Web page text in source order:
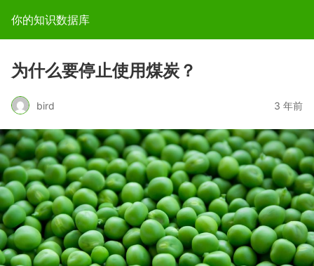
你的知识数据库
为什么要停止使用煤炭？
bird 3 年前